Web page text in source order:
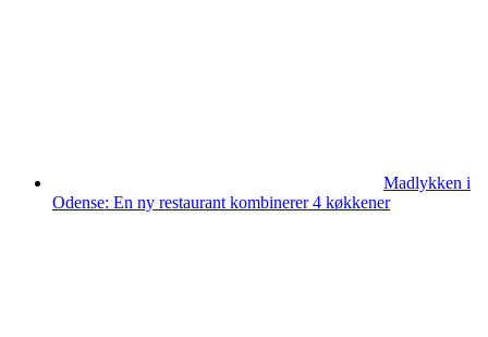
Madlykken i
Odense: En ny restaurant kombinerer 4 køkkener